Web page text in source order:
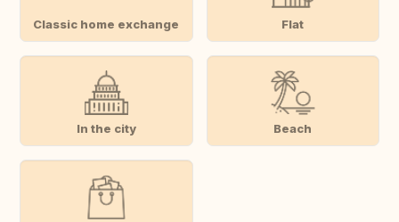
Classic home exchange Flat
In the city Beach